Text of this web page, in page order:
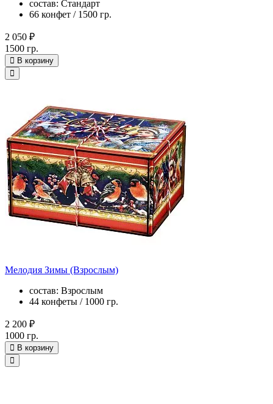
состав: Стандарт
66 конфет / 1500 гр.
2 050 ₽
1500 гр.
В корзину
Мелодия Зимы (Взрослым)
состав: Взрослым
44 конфеты / 1000 гр.
2 200 ₽
1000 гр.
В корзину